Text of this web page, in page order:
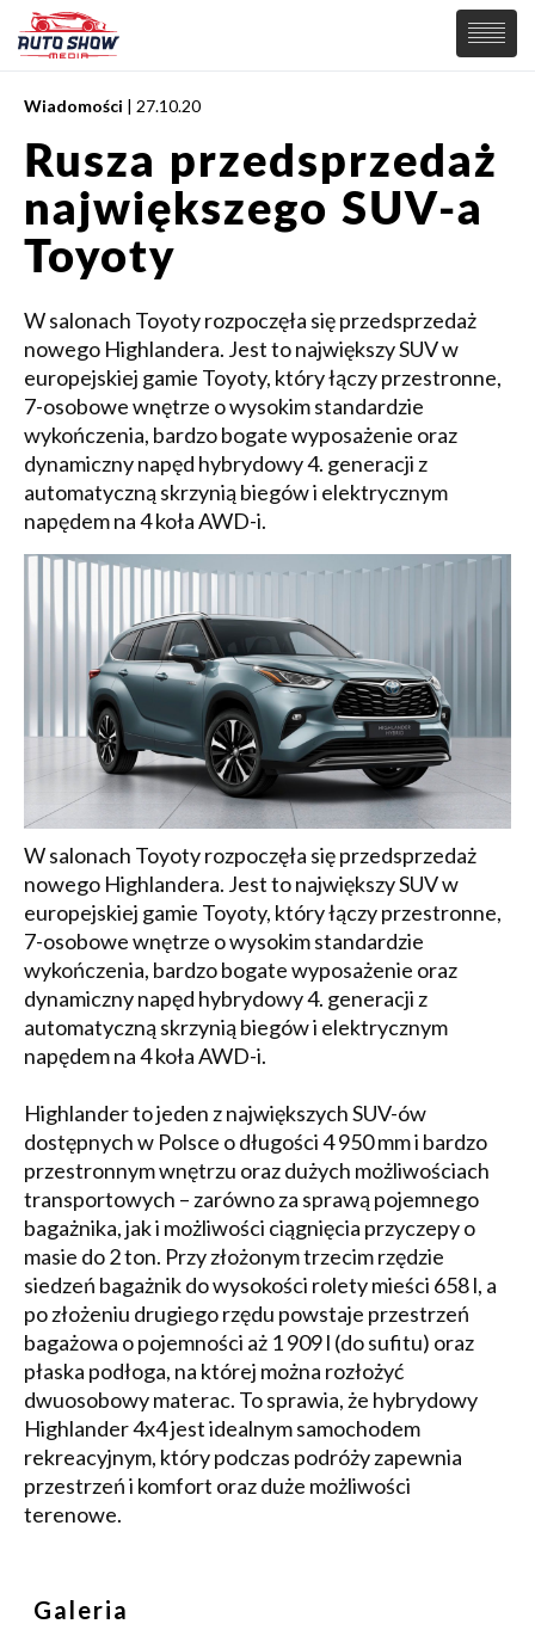
PREMIERY
SAMOCHODY
Wiadomości
Supersamochody
Samochody Koncepcyjne
Elektryczne
MOTORSPORT
Wiadomości | 27.10.20
Rusza przedsprzedaż
największego SUV-a
Toyoty
W salonach Toyoty rozpoczęła się przedsprzedaż
nowego Highlandera. Jest to największy SUV w
europejskiej gamie Toyoty, który łączy przestronne,
7-osobowe wnętrze o wysokim standardzie
wykończenia, bardzo bogate wyposażenie oraz
dynamiczny napęd hybrydowy 4. generacji z
automatyczną skrzynią biegów i elektrycznym
napędem na 4 koła AWD-i.
W salonach Toyoty rozpoczęła się przedsprzedaż
nowego Highlandera. Jest to największy SUV w
europejskiej gamie Toyoty, który łączy przestronne,
7-osobowe wnętrze o wysokim standardzie
wykończenia, bardzo bogate wyposażenie oraz
dynamiczny napęd hybrydowy 4. generacji z
automatyczną skrzynią biegów i elektrycznym
napędem na 4 koła AWD-i.
Highlander to jeden z największych SUV-ów
dostępnych w Polsce o długości 4 950 mm i bardzo
przestronnym wnętrzu oraz dużych możliwościach
transportowych – zarówno za sprawą pojemnego
bagażnika, jak i możliwości ciągnięcia przyczepy o
masie do 2 ton. Przy złożonym trzecim rzędzie
siedzeń bagażnik do wysokości rolety mieści 658 l, a
po złożeniu drugiego rzędu powstaje przestrzeń
bagażowa o pojemności aż 1 909 l (do sufitu) oraz
płaska podłoga, na której można rozłożyć
dwuosobowy materac. To sprawia, że hybrydowy
Highlander 4x4 jest idealnym samochodem
rekreacyjnym, który podczas podróży zapewnia
przestrzeń i komfort oraz duże możliwości
terenowe.
Galeria